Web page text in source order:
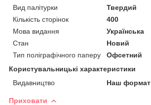
Вид палітурки
Твердий
Кількість сторінок
400
Мова видання
Українська
Стан
Новий
Тип поліграфічного паперу
Офсетний
Користувальницькі характеристики
Видавництво
Наш формат
Приховати